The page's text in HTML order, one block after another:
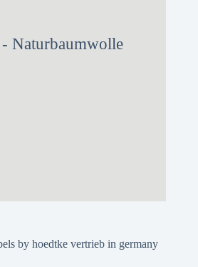
Naturbaumwolle